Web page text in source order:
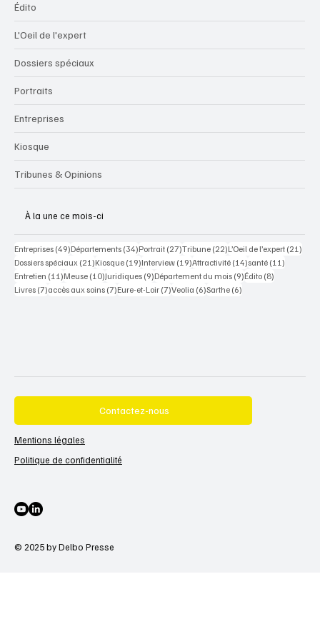
Édito
L'Oeil de l'expert
Dossiers spéciaux
Portraits
Entreprises
Kiosque
Tribunes & Opinions
À la une ce mois-ci
Entreprises (49)49 posts
Départements (34)34 posts
Portrait (27)27 posts
Tribune (22)22 posts
L’Oeil de l’expert (21)
Dossiers spéciaux (21)21 posts
Kiosque (19)19 posts
Interview (19)19 posts
Attractivité (14)14 posts
santé (11)
Entretien (11)11 posts
Meuse (10)10 posts
Juridiques (9)9 posts
Département du mois (9)9 posts
Édito (8)
Livres (7)7 posts
accès aux soins (7)7 posts
Eure-et-Loir (7)7 posts
Veolia (6)6 posts
Sarthe (6)
© 2025 by Delbo Presse
Contactez-nous
Mentions légales
Politique de confidentialité